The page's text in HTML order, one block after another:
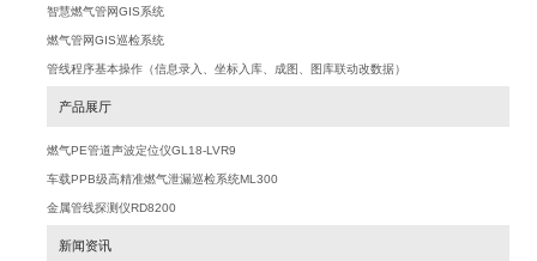
智慧燃气管网GIS系统
燃气管网GIS巡检系统
管线程序基本操作（信息录入、坐标入库、成图、图库联动改数据）
产品展厅
燃气PE管道声波定位仪GL18-LVR9
车载PPB级高精准燃气泄漏巡检系统ML300
金属管线探测仪RD8200
新闻资讯